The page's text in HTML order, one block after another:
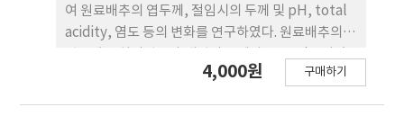
리고, 총 vitamin C 함량도 이때 가장 낮았다.
여 원료배추의 엽두께, 절임시의 두께 및 pH, total
acidity, 염도 등의 변화를 연구하였다. 원료배추의
고 절임의 경우에서는 외엽이 내엽보다 감소율이 낮
4,000원 구매하기